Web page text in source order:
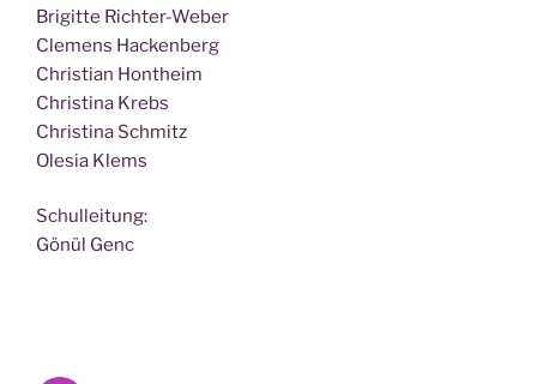
Bri­git­te Richter-Weber
Cle­mens Hackenberg
Chris­ti­an Hontheim
Chris­ti­na Krebs
Chris­ti­na Schmitz
Ole­sia Klems
Schul­lei­tung:
Gönül Genc